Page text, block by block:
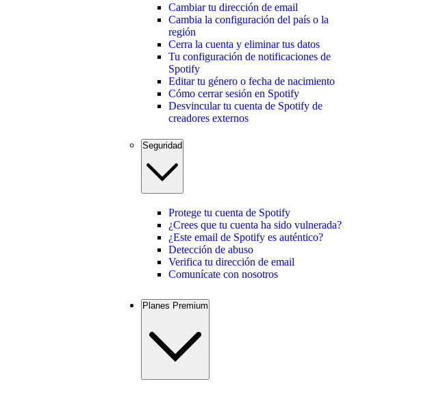
Cambiar tu dirección de email
Cambia la configuración del país o la
región
Cerra la cuenta y eliminar tus datos
Tu configuración de notificaciones de
Spotify
Editar tu género o fecha de nacimiento
Cómo cerrar sesión en Spotify
Desvincular tu cuenta de Spotify de
creadores externos
Seguridad
Protege tu cuenta de Spotify
¿Crees que tu cuenta ha sido vulnerada?
¿Este email de Spotify es auténtico?
Detección de abuso
Verifica tu dirección de email
Comunícate con nosotros
Planes Premium